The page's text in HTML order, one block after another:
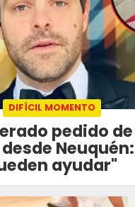
DIFÍCIL MOMENTO
pedido
ayudar"